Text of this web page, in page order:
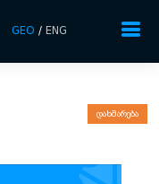
GEO /ENG
დახმარება